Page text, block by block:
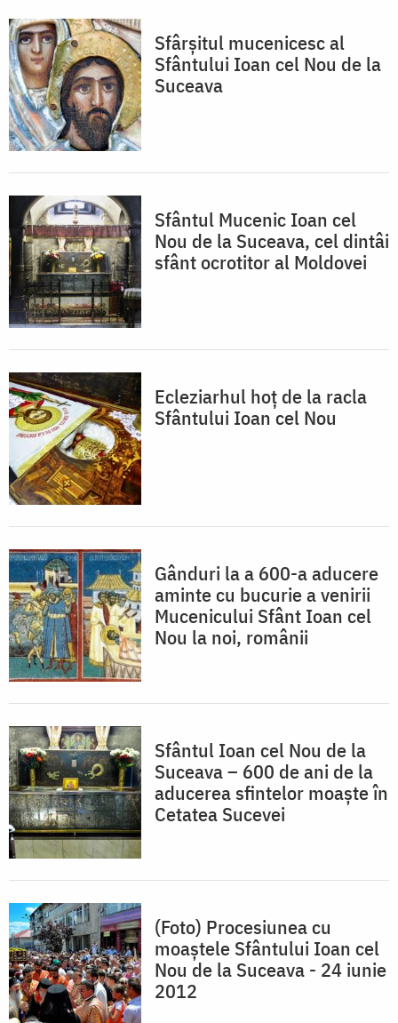
Sfârșitul mucenicesc al
Sfântului Ioan cel Nou de la
Suceava
Sfântul Mucenic Ioan cel
Nou de la Suceava, cel dintâi
sfânt ocrotitor al Moldovei
Ecleziarhul hoț de la racla
Sfântului Ioan cel Nou
Gânduri la a 600-a aducere
aminte cu bucurie a venirii
Mucenicului Sfânt Ioan cel
Nou la noi, românii
Sfântul Ioan cel Nou de la
Suceava – 600 de ani de la
aducerea sfintelor moaște în
Cetatea Sucevei
(Foto) Procesiunea cu
moaştele Sfântului Ioan cel
Nou de la Suceava - 24 iunie
2012